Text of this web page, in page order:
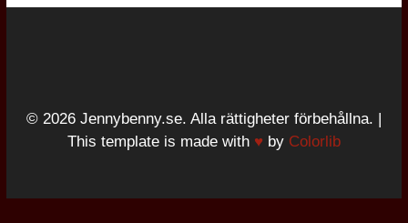
© 2026 Jennybenny.se. Alla rättigheter förbehållna. |
This template is made with ♥ by Colorlib